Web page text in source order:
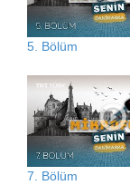
5. Bölüm
7. Bölüm